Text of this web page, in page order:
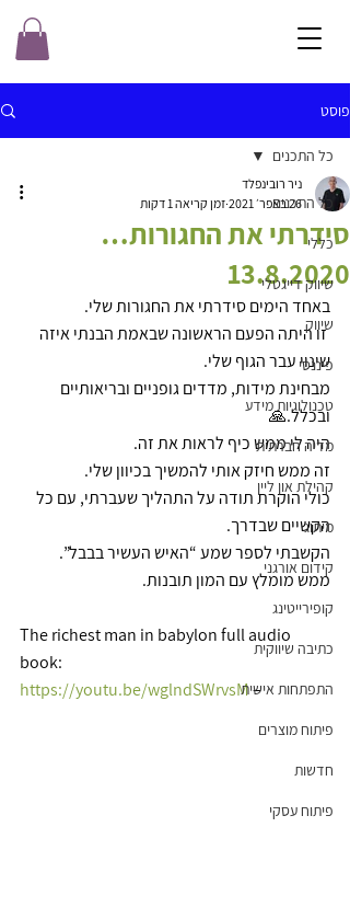
פוסט
כל התכנים
כללי
שיווק דייגטלי
שיווק
פיננסי
טכנולוגיות מידע
מדיה חברתית
קהילת און ליין
מיתוג
קידום אורגני
קופירייטינג
כתיבה שיווקית
התפתחות אישית
פיתוח מוצרים
חדשות
פיתוח עסקי
כל התכנים
סידרתי את החגורות…
13.8.2020
ניר רובינפלד
26 באפר׳ 2021
זמן קריאה 1 דקות
באחד הימים סידרתי את החגורות שלי.
זו היתה הפעם הראשונה שבאמת הבנתי איזה
שינוי עבר הגוף שלי.
מבחינת מידות, מדדים גופניים ובריאותיים
ובכלל.🙏
היה לי ממש כיף לראות את זה.
זה ממש חיזק אותי להמשיך בכיוון שלי.
כולי הוקרת תודה על התהליך שעברתי, עם כל
הקשיים שבדרך.
הקשבתי לספר שמע “האיש העשיר בבבל”.
ממש מומלץ עם המון תובנות.
The richest man in babylon full audio
book:
https://youtu.be/wglndSWrvsM –